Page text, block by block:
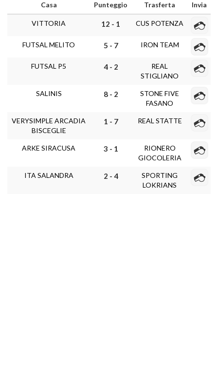
Casa
Punteggio Trasferta Invia
VITTORIA 12 - 1 CUS POTENZA
FUTSAL MELITO 5 - 7 IRON TEAM
FUTSAL P5 4 - 2
REAL
STIGLIANO
SALINIS 8 - 2
STONE FIVE
FASANO
VERYSIMPLE ARCADIA
BISCEGLIE
1 - 7 REAL STATTE
ARKE SIRACUSA 3 - 1
RIONERO
GIOCOLERIA
ITA SALANDRA 2 - 4
SPORTING
LOKRIANS